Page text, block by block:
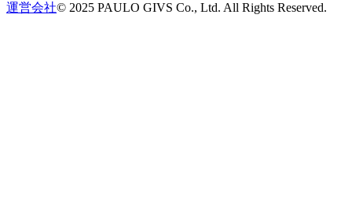
運営会社© 2025 PAULO GIVS Co., Ltd. All Rights Reserved.